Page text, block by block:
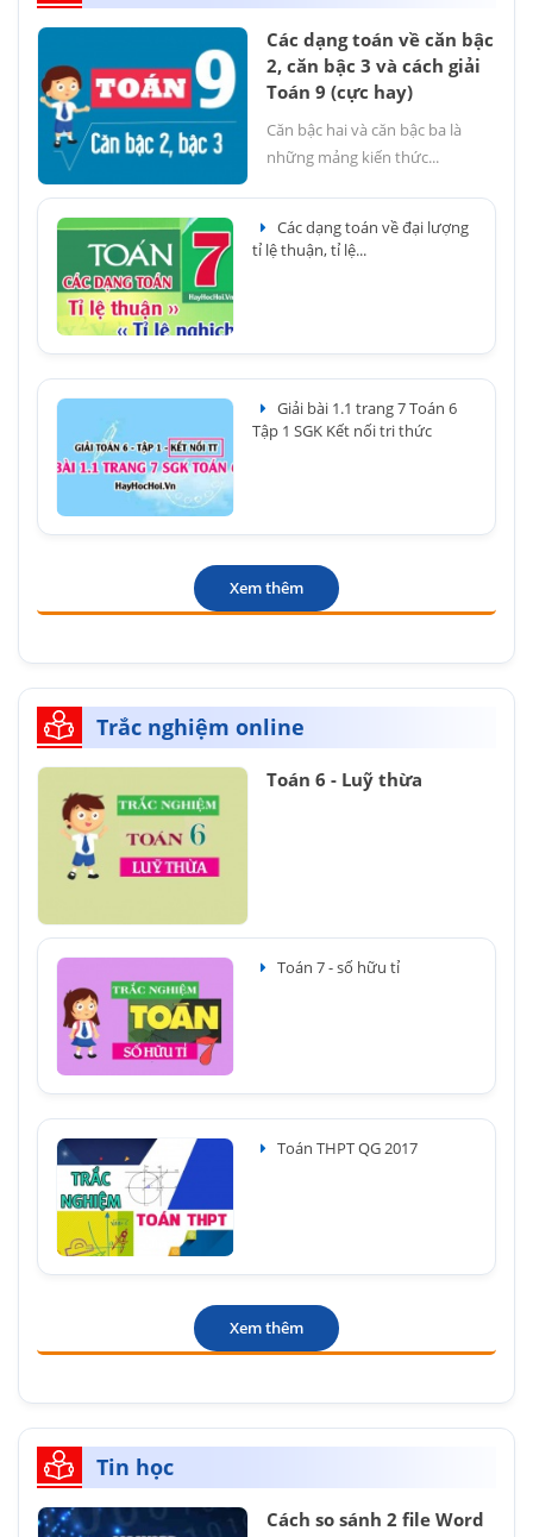
Các dạng toán về căn bậc
2, căn bậc 3 và cách giải
Toán 9 (cực hay)
Căn bậc hai và căn bậc ba là
những mảng kiến thức...
Các dạng toán về đại lượng
tỉ lệ thuận, tỉ lệ...
Giải bài 1.1 trang 7 Toán 6
Tập 1 SGK Kết nối tri thức
Xem thêm
Trắc nghiệm online
Toán 6 - Luỹ thừa
Toán 7 - số hữu tỉ
Toán THPT QG 2017
Xem thêm
Tin học
Cách so sánh 2 file Word